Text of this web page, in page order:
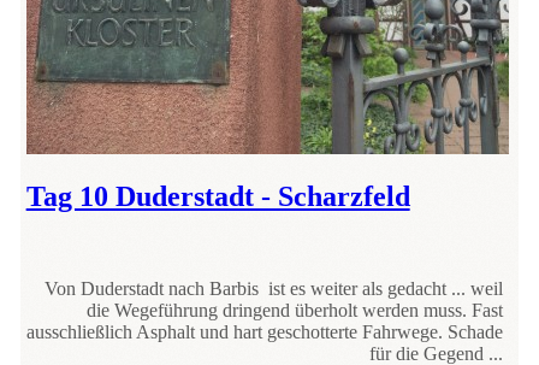
Tag 10 Duderstadt - Scharzfeld
Von Duderstadt nach Barbis ist es weiter als gedacht ... weil
die Wegeführung dringend überholt werden muss. Fast
ausschließlich Asphalt und hart geschotterte Fahrwege. Schade
für die Gegend ...